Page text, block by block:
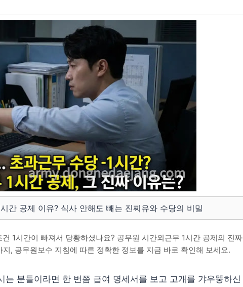
간 공제 이유? 식사 안해도 빼는 진찌유와 수당의 비밀
1시간이 빠져서 당황하셨나요? 공무원 시간외근무 1시간 공제의 진짜
, 공무원보수 지침에 따른 정확한 정보를 지금 바로 확인해 보세요.
분들이라면 한 번쯤 급여 명세서를 보고 고개를 갸우뚱하신